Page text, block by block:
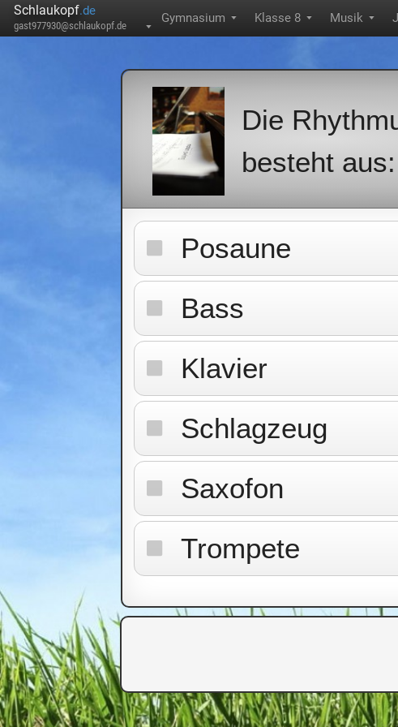
Schlaukopf.de
gast977930@schlaukopf.de ▼
Gymnasium ▼ Klasse 8 ▼ Musik ▼
Die
besteht aus:
Posaune
Bass
Klavier
Schlagzeug
Saxofon
Trompete